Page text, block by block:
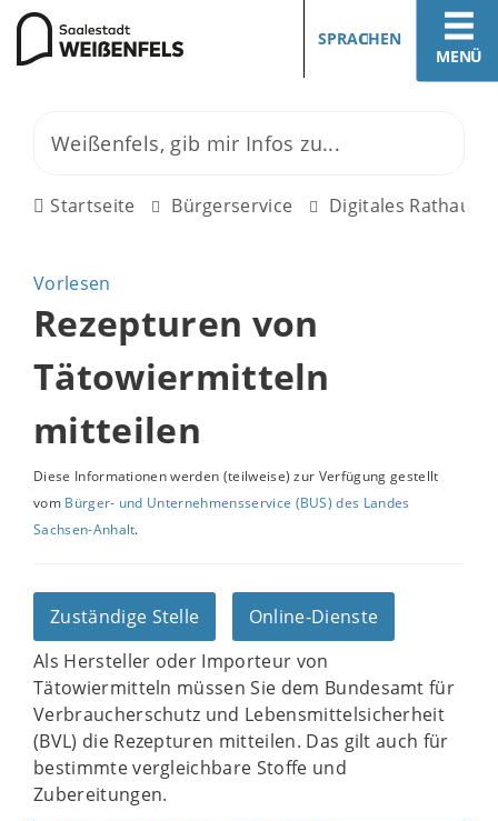
MENÜ
SPRACHEN
Startseite Bürgerservice Digitales Rathaus
Vorlesen
Rezepturen von
Tätowiermitteln
mitteilen
Diese Informationen werden (teilweise) zur Verfügung gestellt
vom Bürger- und Unternehmensservice (BUS) des Landes
Sachsen-Anhalt.
Zuständige Stelle
Online-Dienste
Als Hersteller oder Importeur von
Tätowiermitteln müssen Sie dem Bundesamt für
Verbraucherschutz und Lebensmittelsicherheit
(BVL) die Rezepturen mitteilen. Das gilt auch für
bestimmte vergleichbare Stoffe und
Zubereitungen.